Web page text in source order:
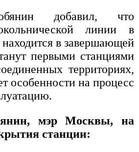
добавил, что
линии в
в завершающей
первыми станциями
территориях,
особенности на процесс
мэр Москвы, на
станции: